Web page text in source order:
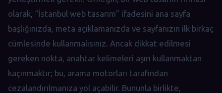
olarak, “İstanbul web tasarım” ifadesini ana sayfa
başlığınızda, meta açıklamanızda ve sayfanızın ilk birkaç
cümlesinde kullanmalısınız. Ancak dikkat edilmesi
gereken nokta, anahtar kelimeleri aşırı kullanmaktan
kaçınmaktır; bu, arama motorları tarafından
cezalandırılmanıza yol açabilir. Bununla birlikte,